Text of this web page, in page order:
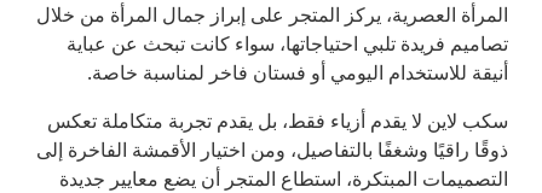
المرأة العصرية، يركز المتجر على إبراز جمال المرأة من خلال
تصاميم فريدة تلبي احتياجاتها، سواء كانت تبحث عن عباية
أنيقة للاستخدام اليومي أو فستان فاخر لمناسبة خاصة.
سكب لاين لا يقدم أزياء فقط، بل يقدم تجربة متكاملة تعكس
ذوقًا راقيًا وشغفًا بالتفاصيل، ومن اختيار الأقمشة الفاخرة إلى
التصميمات المبتكرة، استطاع المتجر أن يضع معايير جديدة